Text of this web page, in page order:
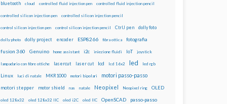
bluetooth cloud controlled fluid injection pen controlled fluid injection pencil
controlled silicon injection pen controlled silicon injection pencil
control silicon injection pen control silicon injection pencil CtrlJ pen dolly foto
dolly photo dolly project encoder ESP8266 fibra ottica fotografia
fusion 360 Genuino home assistant i2c iniezione fluidi IoT joystick
lampadario con fibre ottiche lasercut laser cut lcd lcd 16x2 led led rgb
Linux luci di natale MKR1000 motori bipolari motori passo-passo
motori stepper motor shield nas natale Neopixel Neopixel ring OLED
oled 128x32 oled 128x32 IIC oled i2C oled IIC OpenSCAD passo-passo